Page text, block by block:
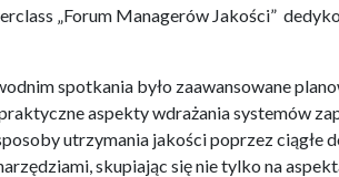
„Forum Managerów Jakości”
spotkania było zaawansowane
aspekty wdrażania systemów
utrzymania jakości poprzez ciągłe
skupiając się nie tylko na